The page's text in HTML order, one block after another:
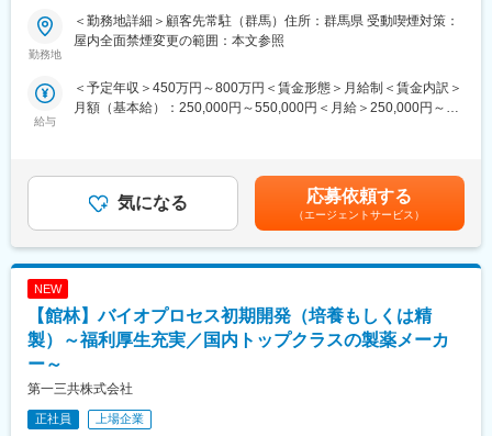
その土地への想い入れ、今後への悩みについて、話を「聞く」こ
とが大切なお仕事です。
◆働く環境：
全社月平均残業時間：約20時間
各プロジェクトの営業担当も付いており、業務状況やご本人の体
調など気にかけていただける環境です。
次回案件アサイン時に適切なプロジェクトに配属できるような体
制を整えています。
全国５０拠点ほどあるため、UIターンやご家族の事情で転居を伴
う場合も転職という選択ではなく社内にてご相談いただける環境
◆スキルアップ支援体制：
・社内研修システム(e-ラーニング)：携帯電話・PCから24時間
能
修を行っています。講師を招き機械設計やプログラミングなど幅
【変更の範囲：会社の定める事業所】
■担当業務：
・Windowsアプリケーションのレビューから開発、デバッグ、試
験まで携わっていただきます。
・開発作業以外では、チーム内のコミュニケーションを図った
り、顧客との打ち合わせを重ね、意思疎通、改善のための技術面
からの提案等を行っていただきます。
■配属企業について：SIサービスやソフトウェアの分析・設計・開
SDGsやSociety5.0、それを実現するためのDXなど、時代の最先
端に在るICT企業です。
（1）「エンジニアだからこの作業だけ」と限定はせず、希望する
社員には幅広い活躍の場をご用意しています。例えば機械系エン
ジニアで、お客様先の業務は全体の2割程度、他の時間は営業に同
勤務地
＜勤務地詳細＞顧客先常駐（群馬）住所：群馬県 受動喫煙対策：
屋内全面禁煙変更の範囲：本文参照
給与
＜予定年収＞450万円～800万円＜賃金形態＞月給制＜賃金内訳＞
月額（基本給）：250,000円～550,000円＜月給＞250,000円～
給：年1回（4月）■賞与：年2回（7月、12月）※過去実績2.6ヶ月
分賃金はあくまでも目安の金額であり、選考を通じて上下する可
能性があります。月給(月額)は固定手当を含めた表記です。
気になる 応募依頼する
（エージェントサービス）
NEW
【館林】バイオプロセス初期開発（培養もしくは精
製）～福利厚生充実／国内トップクラスの製薬メーカ
ー～
第一三共株式会社
正社員 上場企業